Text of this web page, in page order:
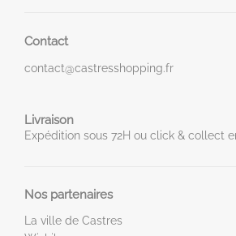
Contact
contact@castresshopping.fr
Livraison
Expédition sous 72H ou click & collect
Nos partenaires
La ville de Castres